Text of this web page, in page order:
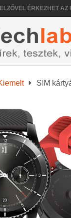
ÉRKEZHET AZ IPHONE
SIM